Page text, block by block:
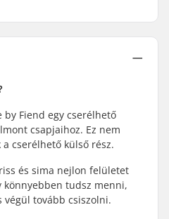
by Fiend egy cserélhető
csapjaihoz. Ez nem
cserélhető külső rész.
és sima nejlon felületet
könnyebben tudsz menni,
tovább csiszolni.